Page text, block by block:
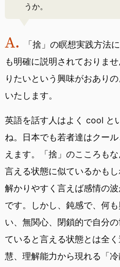
うか。
「捨」の瞑想実践方法
も明確に説明されておりま
りたいという興味がおあり
いたします。
英語を話す人はよく cool と
ね。日本でも若者達はクー
えます。「捨」のこころも
言える状態に似ているかもし
解かりやすく言えば感情の
です。しかし、鈍感で、何
い、無関心、閉鎖的で自分
ていると言える状態とは全
慧、理解能力から現れる「